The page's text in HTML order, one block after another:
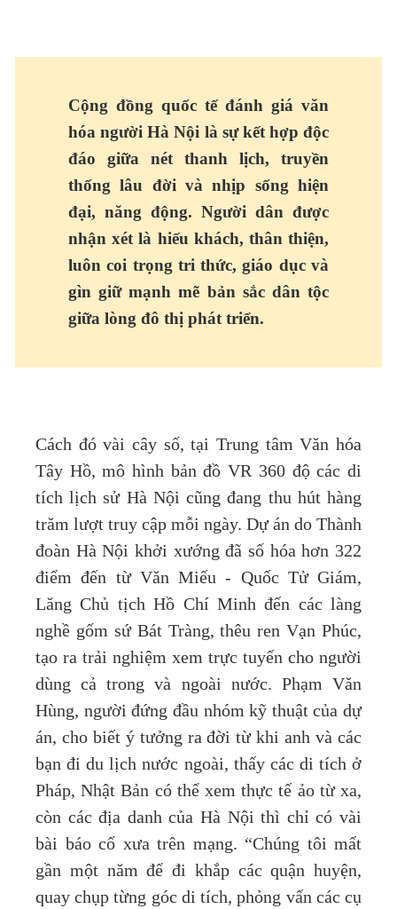
Cộng đồng quốc tế đánh giá văn
hóa người Hà Nội là sự kết hợp độc
đáo giữa nét thanh lịch, truyền
thống lâu đời và nhịp sống hiện
đại, năng động. Người dân được
nhận xét là hiếu khách, thân thiện,
luôn coi trọng tri thức, giáo dục và
gìn giữ mạnh mẽ bản sắc dân tộc
giữa lòng đô thị phát triển.
Cách đó vài cây số, tại Trung tâm Văn hóa
Tây Hồ, mô hình bản đồ VR 360 độ các di
tích lịch sử Hà Nội cũng đang thu hút hàng
trăm lượt truy cập mỗi ngày. Dự án do Thành
đoàn Hà Nội khởi xướng đã số hóa hơn 322
điểm đến từ Văn Miếu - Quốc Tử Giám,
Lăng Chủ tịch Hồ Chí Minh đến các làng
nghề gốm sứ Bát Tràng, thêu ren Vạn Phúc,
tạo ra trải nghiệm xem trực tuyến cho người
dùng cả trong và ngoài nước. Phạm Văn
Hùng, người đứng đầu nhóm kỹ thuật của dự
án, cho biết ý tưởng ra đời từ khi anh và các
bạn đi du lịch nước ngoài, thấy các di tích ở
Pháp, Nhật Bản có thể xem thực tế ảo từ xa,
còn các địa danh của Hà Nội thì chỉ có vài
bài báo cổ xưa trên mạng. “Chúng tôi mất
gần một năm để đi khắp các quận huyện,
quay chụp từng góc di tích, phỏng vấn các cụ